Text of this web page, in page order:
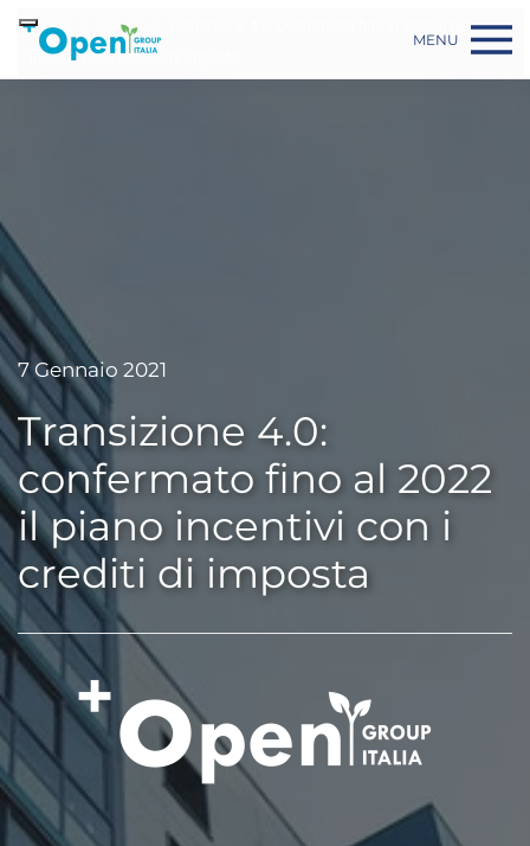
Skip to main content
MENU
Home News
Transizione 4.0: confermato fino al 2022 il piano
incentivi con i crediti di imposta
7 Gennaio 2021
Transizione 4.0:
confermato fino al 2022
il piano incentivi con i
crediti di imposta